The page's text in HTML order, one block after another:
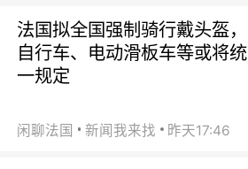
法国拟全国强制骑行戴头盔，
自行车、电动滑板车等或将统
一规定
闲聊法国 新闻我来找 昨天17:46